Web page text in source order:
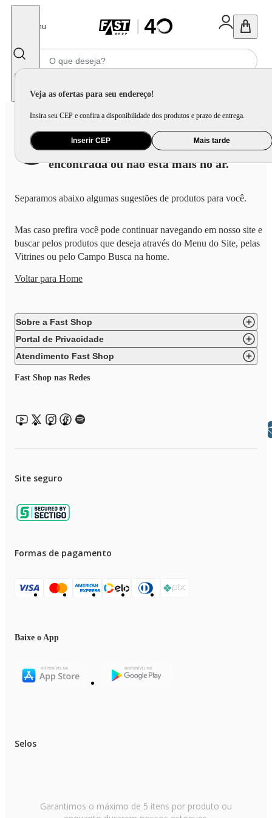
Menu
Veja as ofertas para seu endereço!
Insira seu CEP e confira a disponibilidade dos produtos e prazo de entrega.
Inserir CEP Mais tarde
A página que você procura não foi
encontrada ou não está mais no ar.
Separamos abaixo algumas sugestões de produtos para você.
Mas caso prefira você pode continuar navegando em nosso site e
buscar pelos produtos que deseja através do Menu do Site, pelas
Vitrines ou pelo Campo Busca na home.
Voltar para Home
Sobre a Fast Shop
Portal de Privacidade
Atendimento Fast Shop
Fast Shop nas Redes
Site seguro
Formas de pagamento
Baixe o App
Selos
Garantimos o máximo de 5 itens por produto ou